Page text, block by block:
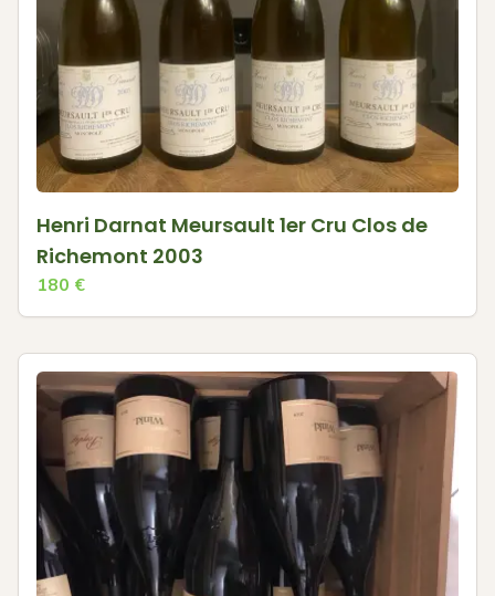
Henri Darnat Meursault 1er Cru Clos de
Richemont 2003
180 €